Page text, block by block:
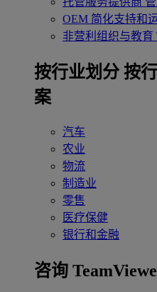
OEM 简化支持和
非营利组织与教育
‌按行业划分 按
案
汽车
农业
物流
制造业
零售
医疗保健
银行和金融
咨询